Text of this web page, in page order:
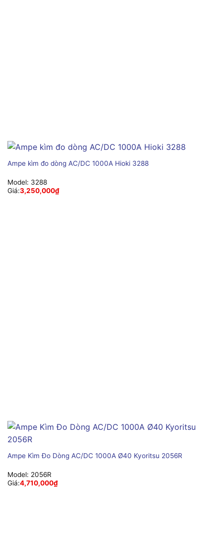
Ampe kìm đo dòng AC/DC 1000A Hioki 3288
Model: 3288
Giá:3,250,000₫
Ampe Kìm Đo Dòng AC/DC 1000A Ø40 Kyoritsu 2056R
Model: 2056R
Giá:4,710,000₫